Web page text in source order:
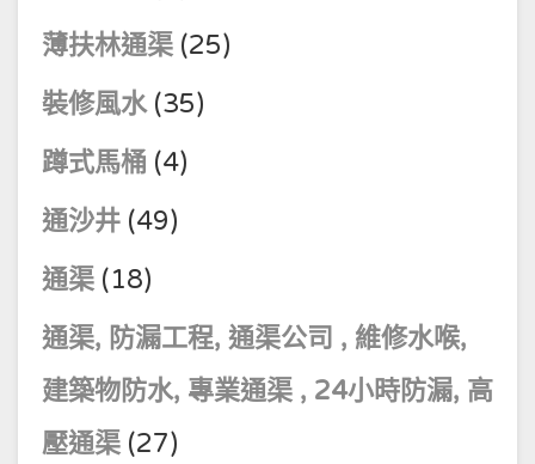
薄扶林通渠 (25)
裝修風水(35)
蹲式馬桶 (4)
通沙井 (49)
通渠 (18)
通渠, 防漏工程, 通渠公司 , 維修水喉,
建築物防水, 專業通渠 , 24小時防漏, 高
壓通渠 (27)